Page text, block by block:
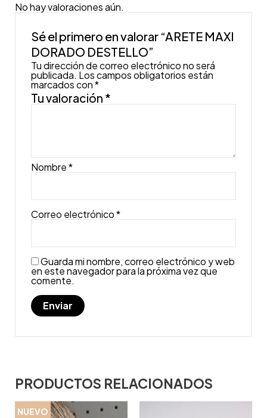
No hay valoraciones aún.
Sé el primero en valorar “ARETE MAXI
DORADO DESTELLO”
Tu dirección de correo electrónico no será
publicada. Los campos obligatorios están
marcados con*
Tu valoración *
Nombre*
Correo electrónico*
Guarda mi nombre, correo electrónico y web
en este navegador para la próxima vez que
comente.
PRODUCTOS RELACIONADOS
NUEVO